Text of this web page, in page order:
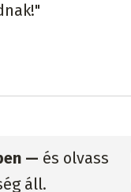
— és olvass
áll.